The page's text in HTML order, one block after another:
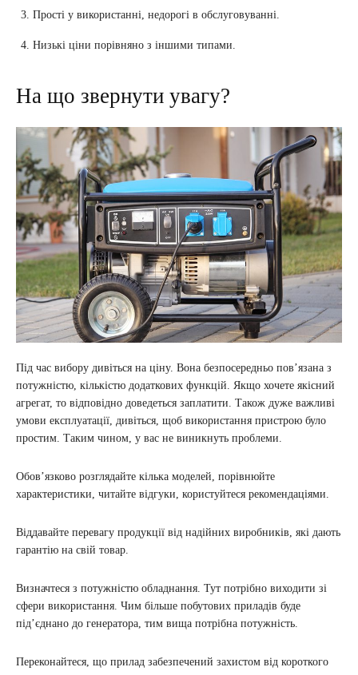
Прості у використанні, недорогі в обслуговуванні.
Низькі ціни порівняно з іншими типами.
На що звернути увагу?
Під час вибору дивіться на ціну. Вона безпосередньо пов’язана з
потужністю, кількістю додаткових функцій. Якщо хочете якісний
агрегат, то відповідно доведеться заплатити. Також дуже важливі
умови експлуатації, дивіться, щоб використання пристрою було
простим. Таким чином, у вас не виникнуть проблеми.
Обов’язково розглядайте кілька моделей, порівнюйте
характеристики, читайте відгуки, користуйтеся рекомендаціями.
Віддавайте перевагу продукції від надійних виробників, які дають
гарантію на свій товар.
Визначтеся з потужністю обладнання. Тут потрібно виходити зі
сфери використання. Чим більше побутових приладів буде
під’єднано до генератора, тим вища потрібна потужність.
Переконайтеся, що прилад забезпечений захистом від короткого